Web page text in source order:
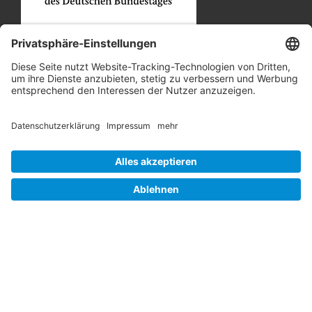
Unsere Partner
Cookie-Einstellungen
Barrierefreiheit